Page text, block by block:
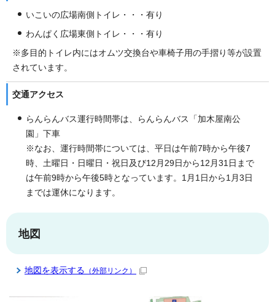
いこいの広場南側トイレ・・・有り
わんぱく広場東側トイレ・・・有り
※多目的トイレ内にはオムツ交換台や車椅子用の手摺り等が設置
されています。
交通アクセス
らんらんバス運行時間帯は、らんらんバス「加木屋南公
園」下車
※なお、運行時間帯については、平日は午前7時から午後7
時、土曜日・日曜日・祝日及び12月29日から12月31日まで
は午前9時から午後5時となっています。1月1日から1月3日
までは運休になります。
地図
地図を表示する （外部リンク）